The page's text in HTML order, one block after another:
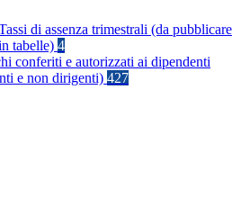
di assenza trimestrali (da pubblicare
tabelle) 4
conferiti e autorizzati ai dipendenti
e non dirigenti) 427